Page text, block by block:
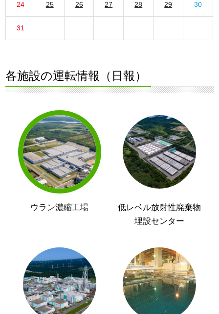
24 25 26 27 28 29 30
31
各施設の運転情報（日報）
ウラン濃縮工場
低レベル放射性廃棄物
埋設センター